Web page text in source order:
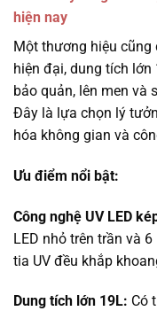
hiện nay
Một thương hiệu cũng
hiện đại, dung tích lớn
bảo quản, lên men và
Đây là lựa chọn lý
hóa không gian và
Ưu điểm nổi bật:
Công nghệ UV LED
LED nhỏ trên trần và
tia UV đều khắp
Dung tích lớn 19L: Có